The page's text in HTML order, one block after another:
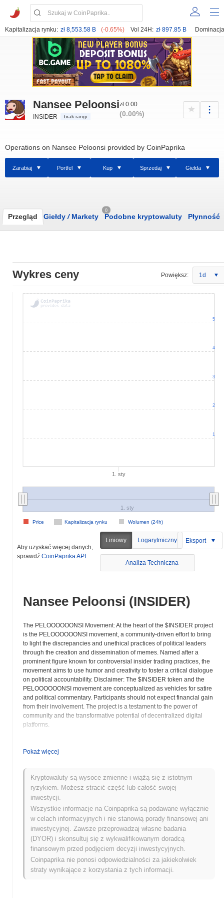
Kapitalizacja rynku: zł 8,553.58 B (-0.65%) Vol 24H: zł 897.85 B
Nansee Peloonsi
INSIDER brak rangi
zł 0.00
(0.00%)
Operations on Nansee Peloonsi provided by CoinPaprika
Zarabiaj Portfel Kup Sprzedaj Giełda
Przegląd Giełdy /Markety
0
Podobne kryptowaluty Płynność
Wykres ceny Powiększ: 1d
1. sty
Kapitalizacja rynku Wolumen (24h)
Price
1. sty
1
2
3
4
5
Aby uzyskać więcej danych,
sprawdź CoinPaprika API
Liniowy Logarytmiczny Eksport
Analiza Techniczna
Nansee Peloonsi (INSIDER)
The PELOOOOOONSI Movement: At the heart of the $INSIDER project
is the PELOOOOOONSI movement, a community-driven effort to bring
to light the discrepancies and unethical practices of political leaders
through the creation and dissemination of memes. Named after a
prominent figure known for controversial insider trading practices, the
movement aims to use humor and creativity to foster a critical dialogue
on political accountability. Disclaimer: The $INSIDER token and the
PELOOOOOONSI movement are conceptualized as vehicles for satire
and political commentary. Participants should not expect financial gain
from their involvement. The project is a testament to the power of
community and the transformative potential of decentralized digital
platforms.
Wskaźniki i Spostrzeżenia Rynkowe
Gdzie mogę kupić Nansee Peloonsi (INSIDER)?
Nansee Peloonsi (INSIDER) jest szeroko dostępny na centralized
and decentralized giełdach kryptowalut.
Jaki jest obecny dzienny wolumen handlu Nansee
Peloonsi?
W ciągu ostatnich 24 godzin wolumen handlu Nansee Peloonsi
wynosizł 0.00 .
Jaka jest historia zakresu cen Nansee Peloonsi?
Pokaż więcej
Kryptowaluty są wysoce zmienne i wiążą się z istotnym
ryzykiem. Możesz stracić część lub całość swojej
inwestycji.
Wszystkie informacje na Coinpaprika są podawane wyłącznie
w celach informacyjnych i nie stanowią porady finansowej ani
inwestycyjnej. Zawsze przeprowadzaj własne badania
(DYOR) i skonsultuj się z wykwalifikowanym doradcą
finansowym przed podjęciem decyzji inwestycyjnych.
Coinpaprika nie ponosi odpowiedzialności za jakiekolwiek
straty wynikające z korzystania z tych informacji.